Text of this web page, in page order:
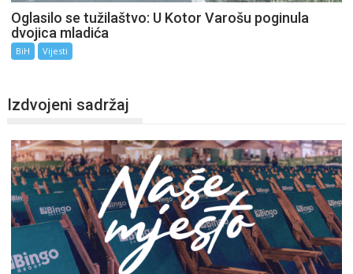
Oglasilo se tužilaštvo: U Kotor Varošu poginula
dvojica mladića
BiH Vijesti
Izdvojeni sadržaj